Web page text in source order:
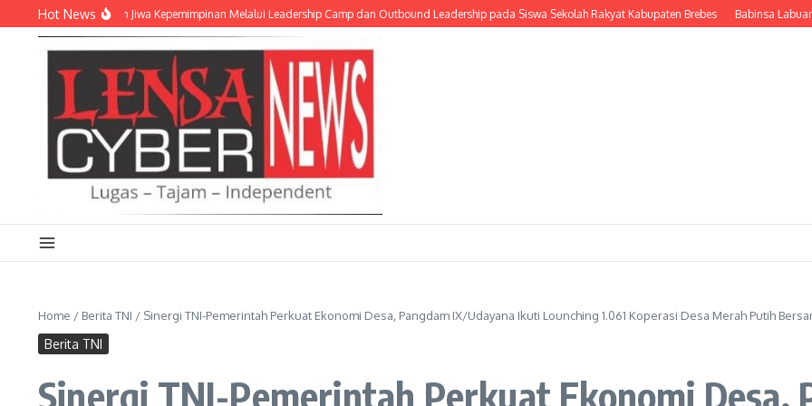
Lewati ke konten
Hot News
Akpol Tanamkan Jiwa Kepemimpinan Melalui Leadership Camp dan Outbound Leadership pada Siswa Sekolah Rakyat Kabupaten Brebes Babinsa Labuan
Home / Berita TNI / Sinergi TNI-Pemerintah Perkuat Ekonomi Desa, Pangdam IX/Udayana Ikuti Lounching 1.061 Koperasi Desa Merah Putih
Berita TNI
Sinergi TNI-Pemerintah Perkuat Ekonomi Desa,